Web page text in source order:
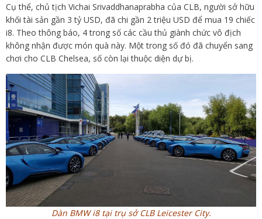
Cụ thể, chủ tịch Vichai Srivaddhanaprabha của CLB, người sở hữu
khối tài sản gần 3 tỷ USD, đã chi gần 2 triệu USD để mua 19 chiếc
i8. Theo thông báo, 4 trong số các cầu thủ giành chức vô địch
không nhận được món quà này. Một trong số đó đã chuyển sang
chơi cho CLB Chelsea, số còn lại thuộc diện dự bị.
Dàn BMW i8 tại trụ sở CLB Leicester City.